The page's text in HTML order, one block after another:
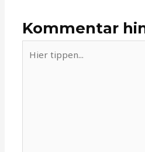
Kommentar
tippen...